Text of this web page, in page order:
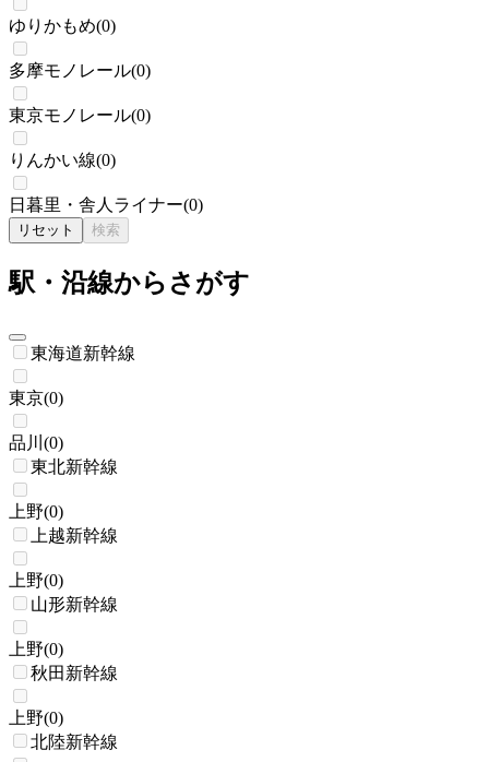
ゆりかもめ(0)
多摩モノレール(0)
東京モノレール(0)
りんかい線(0)
日暮里・舎人ライナー(0)
リセット 検索
駅・沿線からさがす
東海道新幹線
東京(0)
品川 (0)
東北新幹線
上野(0)
上越新幹線
上野(0)
山形新幹線
上野(0)
秋田新幹線
上野(0)
北陸新幹線